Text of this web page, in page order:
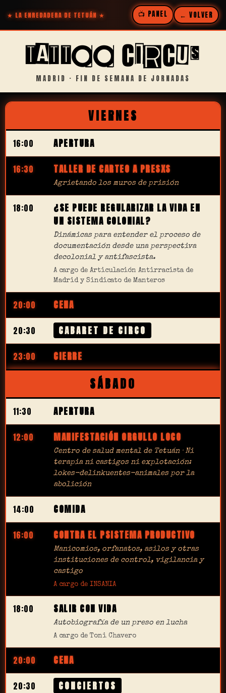
★ LA ENREDADERA DE TETUÁN ★ 📺 PANEL ← VOLVER
TATTOO CIRCUS
MADRID · FIN DE SEMANA DE JORNADAS
VIERNES
16:00 APERTURA
16:30 TALLER DE CARTEO A PRESXS
Agrietando los muros de prisión
18:00
¿SE PUEDE REGULARIZAR LA VIDA EN
UN SISTEMA COLONIAL?
Dinámicas para entender el proceso de
documentación desde una perspectiva
decolonial y antifascista.
A cargo de Articulación Antirracista de
Madrid y Sindicato de Manteros
20:00 CENA
20:30 CABARET DE CIRCO
23:00 CIERRE
SÁBADO
11:30 APERTURA
12:00 MANIFESTACIÓN ORGULLO LOCO
Centro de salud mental de Tetuán · Ni
terapia ni castigos ni explotación:
lokes-delinkuentes-animales por la
abolición
14:00 COMIDA
16:00 CONTRA EL PSISTEMA PRODUCTIVO
Manicomios, orfanatos, asilos y otras
instituciones de control, vigilancia y
castigo
A cargo de INSANIA
18:00 SALIR CON VIDA
Autobiografía de un preso en lucha
A cargo de Toni Chavero
20:00 CENA
20:30 CONCIERTOS